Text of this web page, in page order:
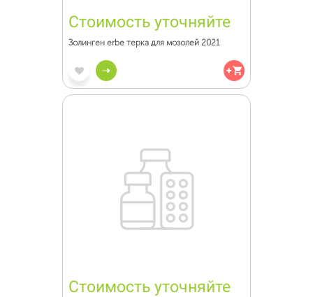
Стоимость уточняйте
Золинген erbe терка для мозолей 2021
Стоимость уточняйте